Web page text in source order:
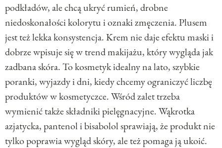
podkładów, ale chcą ukryć rumień, drobne
niedoskonałości kolorytu i oznaki zmęczenia. Plusem
jest też lekka konsystencja. Krem nie daje efektu maski i
dobrze wpisuje się w trend makijażu, który wygląda jak
zadbana skóra. To kosmetyk idealny na lato, szybkie
poranki, wyjazdy i dni, kiedy chcemy ograniczyć liczbę
produktów w kosmetyczce. Wśród zalet trzeba
wymienić także składniki pielęgnacyjne. Wąkrotka
azjatycka, pantenol i bisabolol sprawiają, że produkt nie
tylko poprawia wygląd skóry, ale też pomaga ją ukoić.